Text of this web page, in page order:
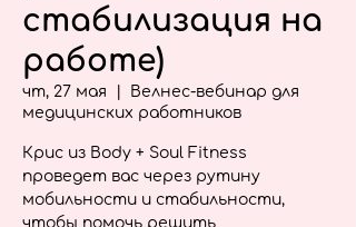
стабилизация на
работе)
чт, 27 мая
Велнес-вебинар для
медицинских работников
Крис из Body + Soul Fitness
проведет вас через рутину
мобильности и стабильности,
чтобы помочь решить